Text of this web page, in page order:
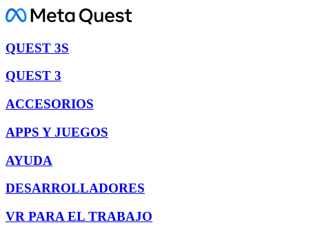
QUEST 3S
QUEST 3
ACCESORIOS
APPS Y JUEGOS
AYUDA
DESARROLLADORES
VR PARA EL TRABAJO